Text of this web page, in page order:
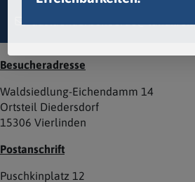
Besucheradresse
Waldsiedlung-Eichendamm 14
Ortsteil Diedersdorf
15306 Vierlinden
Postanschrift
Puschkinplatz 12